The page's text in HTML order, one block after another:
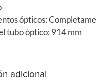
ópticos:
tubo óptico: 914 mm
adicional